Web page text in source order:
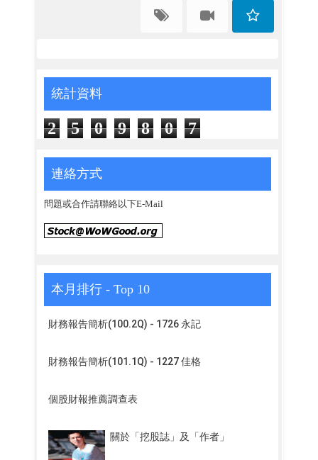
統計資料
2 5 0 9 8 0 7
連絡方式
問題或合作請聯絡以下E-Mail
本月排行 - Top 10
財務報告簡析(100.2Q) - 1726 永記
財務報告簡析(101.1Q) - 1227 佳格
個股財報推薦調查表
關於「挖股誌」及「作者」